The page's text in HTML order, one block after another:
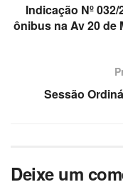
Indicação Nº
ônibus na Av 20 de
Sessão
Deixe um